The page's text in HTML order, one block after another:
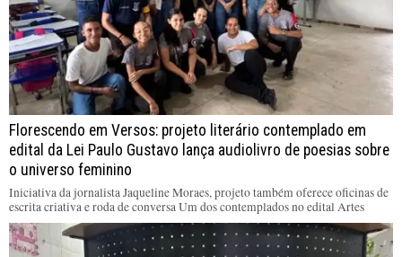
Florescendo em Versos: projeto literário contemplado em
edital da Lei Paulo Gustavo lança audiolivro de poesias sobre
o universo feminino
Iniciativa da jornalista Jaqueline Moraes, projeto também oferece oficinas de
escrita criativa e roda de conversa Um dos contemplados no edital Artes